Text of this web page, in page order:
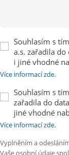
Souhlasím s
a.s. zařadila do
i jiné vhodné
Více informací zde.
Souhlasím s
zařadila do
jiné vhodné
Více informací zde.
Vyplněním a
Vaše osobní údaje